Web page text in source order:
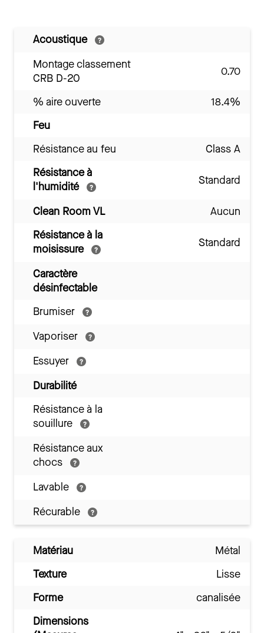
Acoustique
Montage classement
CRB D-20
0.70
% aire ouverte
18.4%
Feu
Résistance au feu
Class A
Résistance à
l'humidité
Standard
Clean Room VL
Aucun
Résistance à la
moisissure
Standard
Caractère
désinfectable
Brumiser
Vaporiser
Essuyer
Durabilité
Résistance à la
souillure
Résistance aux
chocs
Lavable
Récurable
Matériau
Métal
Texture
Lisse
Forme
canalisée
Dimensions